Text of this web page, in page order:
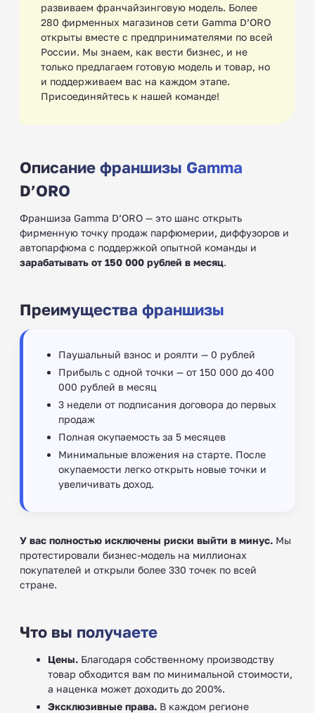
развиваем франчайзинговую модель. Более
280 фирменных магазинов сети Gamma D’ORO
открыты вместе с предпринимателями по всей
России. Мы знаем, как вести бизнес, и не
только предлагаем готовую модель и товар, но
и поддерживаем вас на каждом этапе.
Присоединяйтесь к нашей команде!
Описание франшизы Gamma
D’ORO
Франшиза Gamma D’ORO — это шанс открыть
фирменную точку продаж парфюмерии, диффузоров и
автопарфюма с поддержкой опытной команды и
зарабатывать от 150 000 рублей в месяц.
Преимущества франшизы
Паушальный взнос и роялти — 0 рублей
Прибыль с одной точки — от 150 000 до 400
000 рублей в месяц
3 недели от подписания договора до первых
продаж
Полная окупаемость за 5 месяцев
Минимальные вложения на старте. После
окупаемости легко открыть новые точки и
увеличивать доход.
У вас полностью исключены риски выйти в минус. Мы
протестировали бизнес-модель на миллионах
покупателей и открыли более 330 точек по всей
стране.
Что вы получаете
Цены. Благодаря собственному производству
товар обходится вам по минимальной стоимости,
а наценка может доходить до 200%.
Эксклюзивные права. В каждом регионе